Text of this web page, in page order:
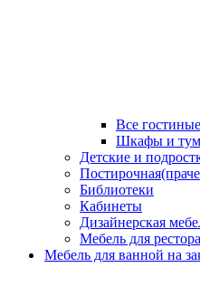
Все гостиные
Шкафы и
Детские и
Библиотеки
Кабинеты
Дизайнерская
Мебель для
Мебель для ванной на